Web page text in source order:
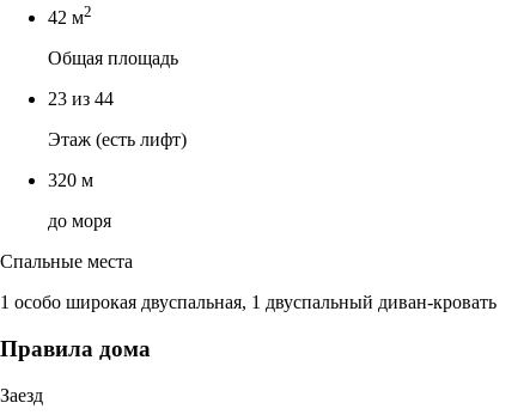
42 м2
Общая площадь
23 из 44
Этаж (есть лифт)
320 м
до моря
Спальные места
1 особо широкая двуспальная, 1 двуспальный диван-кровать
Правила дома
Заезд